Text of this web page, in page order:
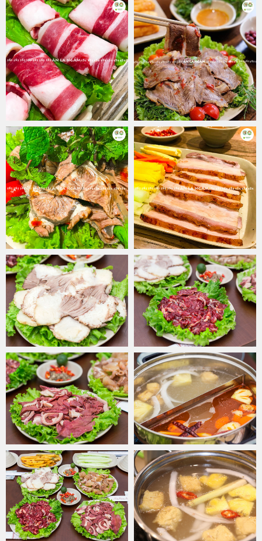
Với không gian gần gũi và thân mật, Hệ thống nhà hàng 555 Ăn là
ngấm chắc hẳn là điểm hẹn lý tưởng cho những bữa cơm gia đình,
những buổi tụ tập bạn bè với những giây phút thư giãn thoải mái và
đáng nhớ. Đến với Hà Nội mà không ghé và thưởng thức món bò
nhúng dấm thơm ngon, bổ, rẻ tại cửa hàng 555 thì sẽ thật là một
điều đáng tiếc. Nếu đã có dịp được thưởng thức món ăn này một
lần, tin chắc rằng bất kì ai cũng mong muốn có cơ hội quay lại nơi
đây thêm nhiều lần nữa.